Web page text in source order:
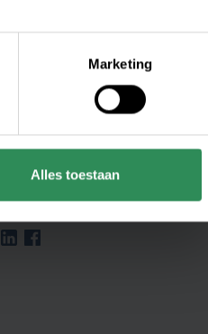
Marketing
Alles toestaan
Overwater Advies
Wilhelminastraat 6